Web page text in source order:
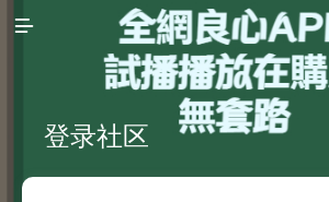

登录社区